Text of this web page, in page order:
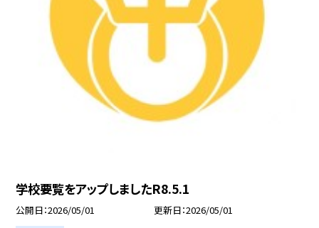
学校要覧をアップしましたR8.5.1
公開日 2026/05/01 更新日 2026/05/01